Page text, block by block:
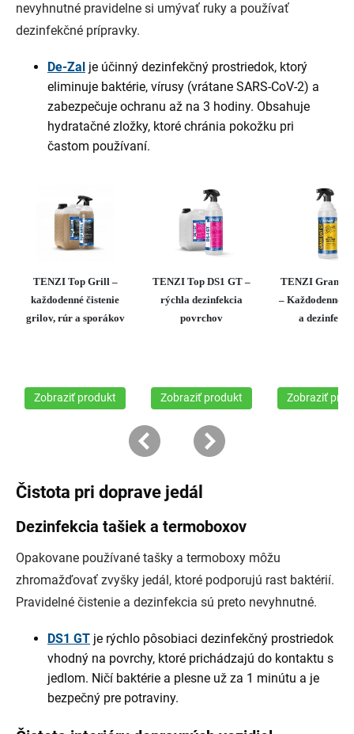
nevyhnutné pravidelne si umývať ruky a používať
dezinfekčné prípravky.
De-Zal je účinný dezinfekčný prostriedok, ktorý
eliminuje baktérie, vírusy (vrátane SARS-CoV-2) a
zabezpečuje ochranu až na 3 hodiny. Obsahuje
hydratačné zložky, ktoré chránia pokožku pri
častom používaní.
Čistota pri doprave jedál
Dezinfekcia tašiek a termoboxov
Opakovane používané tašky a termoboxy môžu
zhromažďovať zvyšky jedál, ktoré podporujú rast baktérií.
Pravidelné čistenie a dezinfekcia sú preto nevyhnutné.
DS1 GT je rýchlo pôsobiaci dezinfekčný prostriedok
vhodný na povrchy, ktoré prichádzajú do kontaktu s
jedlom. Ničí baktérie a plesne už za 1 minútu a je
bezpečný pre potraviny.